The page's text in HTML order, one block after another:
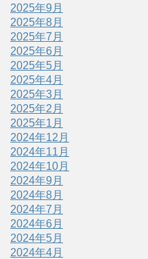
2025年9月
2025年8月
2025年7月
2025年6月
2025年5月
2025年4月
2025年3月
2025年2月
2025年1月
2024年12月
2024年11月
2024年10月
2024年9月
2024年8月
2024年7月
2024年6月
2024年5月
2024年4月